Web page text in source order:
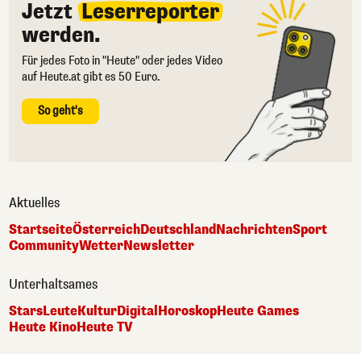
Jetzt Leserreporter
werden.
Für jedes Foto in "Heute" oder jedes Video
auf Heute.at gibt es 50 Euro.
So geht's
Aktuelles
StartseiteÖsterreichDeutschlandNachrichtenSport
CommunityWetterNewsletter
Unterhaltsames
StarsLeuteKulturDigitalHoroskopHeute Games
Heute KinoHeute TV